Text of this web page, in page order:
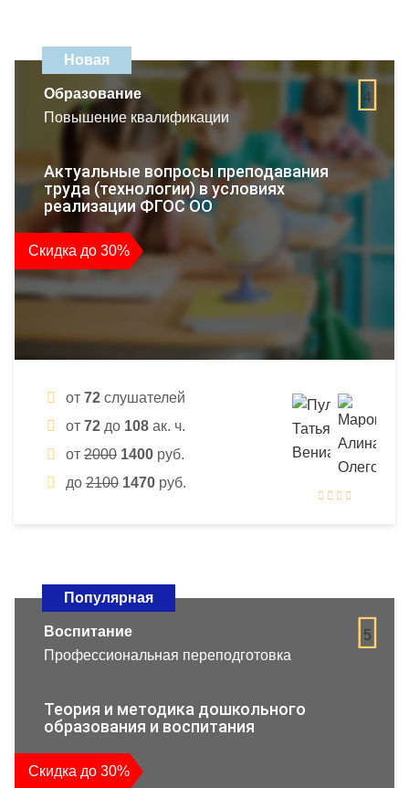
Новая
4
Образование
Повышение квалификации
Актуальные вопросы преподавания
труда (технологии) в условиях
реализации ФГОС ОО
Скидка до 30%
от 72 слушателей
от 72 до 108 ак. ч.
от 2000 1400 руб.
до 2100 1470 руб.
Популярная
5
Воспитание
Профессиональная переподготовка
Теория и методика дошкольного
образования и воспитания
Скидка до 30%